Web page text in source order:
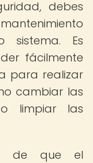
debes
Es
fácilmente
para realizar
cambiar las
limpiar las
de que el